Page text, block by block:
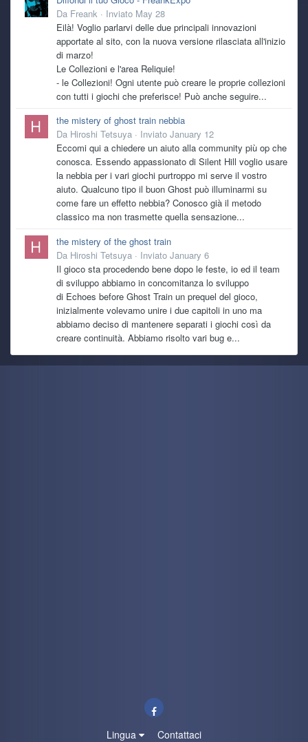
Da Freank · Inviato May 28
Eilà! Voglio parlarvi delle due principali innovazioni
apportate al sito, con la nuova versione rilasciata all'inizio
di marzo!
Le Collezioni e l'area Reliquie!
- le Collezioni! Ogni utente può creare le proprie collezioni
con tutti i giochi che preferisce! Può anche seguire...
the mistery of ghost train nebbia
Da Hiroshi Tetsuya · Inviato January 12
Eccomi qui a chiedere un aiuto alla community più op che
conosca. Essendo appassionato di Silent Hill voglio usare
la nebbia per i vari giochi purtroppo mi serve il vostro
aiuto. Qualcuno tipo il buon Ghost può illuminarmi su
come fare un effetto nebbia? Conosco già il metodo
classico ma non trasmette quella sensazione...
the mistery of the ghost train
Da Hiroshi Tetsuya · Inviato January 6
Il gioco sta procedendo bene dopo le feste, io ed il team
di sviluppo abbiamo in concomitanza lo sviluppo
di Echoes before Ghost Train un prequel del gioco,
inizialmente volevamo unire i due capitoli in uno ma
abbiamo deciso di mantenere separati i giochi così da
creare continuità. Abbiamo risolto vari bug e...
Lingua Contattaci